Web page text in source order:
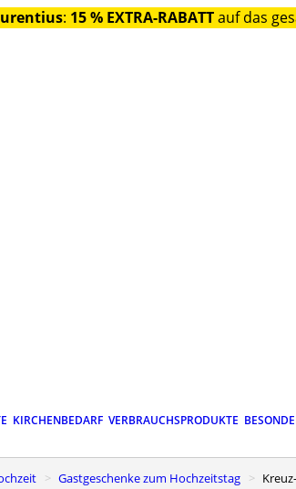
: 15 % EXTRA-RABATTauf das
KIRCHENBEDARF VERBRAUCHSPRODUKTE
Gastgeschenke zum Hochzeitstag